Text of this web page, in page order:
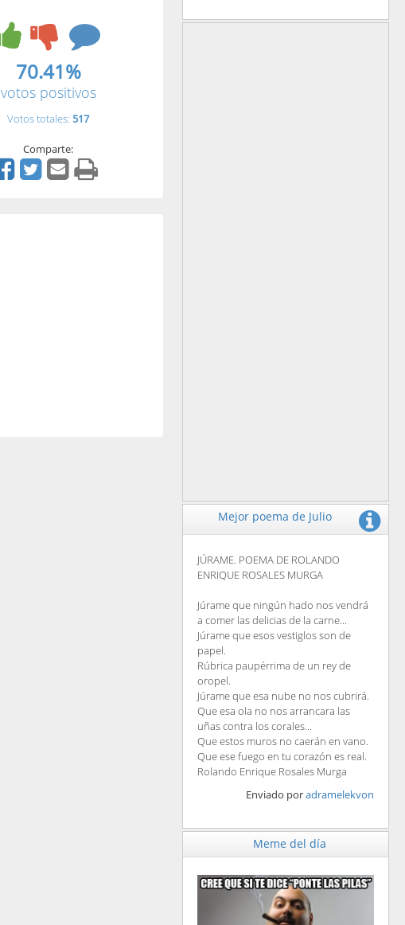
70.41%
votos positivos
Votos totales: 517
Comparte:
Mejor poema de Julio
JÚRAME. POEMA DE ROLANDO
ENRIQUE ROSALES MURGA
Júrame que ningún hado nos vendrá
a comer las delicias de la carne...
Júrame que esos vestiglos son de
papel.
Rúbrica paupérrima de un rey de
oropel.
Júrame que esa nube no nos cubrirá.
Que esa ola no nos arrancara las
uñas contra los corales...
Que estos muros no caerán en vano.
Que ese fuego en tu corazón es real.
Rolando Enrique Rosales Murga
Enviado poradramelekvon
Meme del día